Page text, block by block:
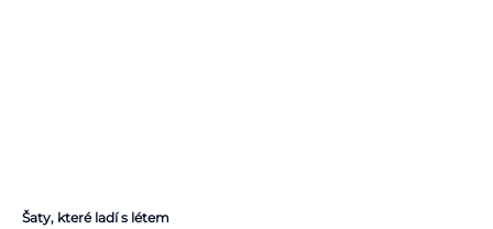
Šaty, které ladí s létem